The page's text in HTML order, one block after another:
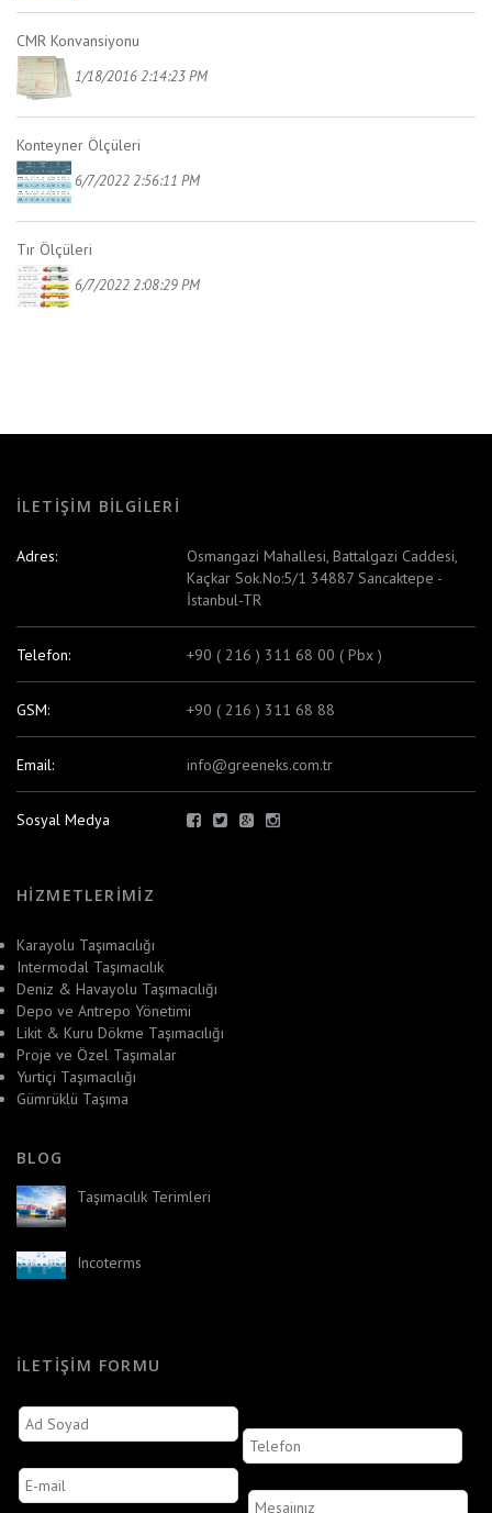
CMR Konvansiyonu
1/18/2016 2:14:23 PM
Konteyner Ölçüleri
6/7/2022 2:56:11 PM
Tır Ölçüleri
6/7/2022 2:08:29 PM
İLETIŞIM BILGILERI
Adres:
Osmangazi Mahallesi, Battalgazi Caddesi,
Kaçkar Sok.No:5/1 34887 Sancaktepe -
İstanbul-TR
Telefon: +90 ( 216 ) 311 68 00 ( Pbx )
GSM: +90 ( 216 ) 311 68 88
Email: info@greeneks.com.tr
Sosyal Medya
HIZMETLERIMIZ
Karayolu Taşımacılığı
Intermodal Taşımacılık
Deniz & Havayolu Taşımacılığı
Depo ve Antrepo Yönetimi
Likit & Kuru Dökme Taşımacılığı
Proje ve Özel Taşımalar
Yurtiçi Taşımacılığı
Gümrüklü Taşıma
BLOG
Taşımacılık Terimleri
Incoterms
İLETIŞIM FORMU